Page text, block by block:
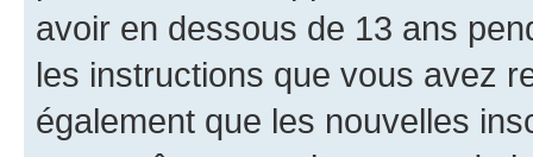
avoir en dessous de 13 ans
les instructions que vous avez
également que les nouvelles